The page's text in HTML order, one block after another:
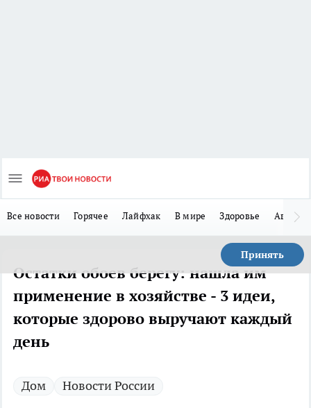
Все новости Горячее Лайфхак В мире Здоровье Авто
Принять
Остатки обоев берегу: нашла им
применение в хозяйстве - 3 идеи,
которые здорово выручают каждый
день
Дом Новости России